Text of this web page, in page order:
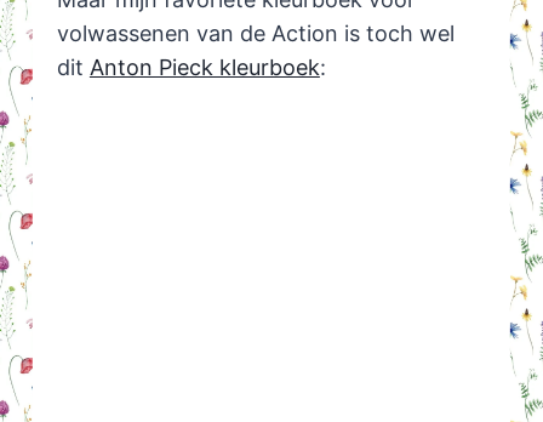
volwassenen van de Action is toch wel
dit Anton Pieck kleurboek: